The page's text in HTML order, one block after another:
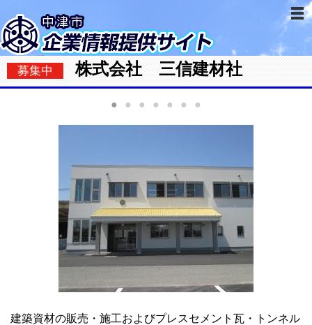
募集中 株式会社 三信建材社
● ● ● ● ● ● ●
建築資材の販売・施工およびプレスセメント瓦・トンネル